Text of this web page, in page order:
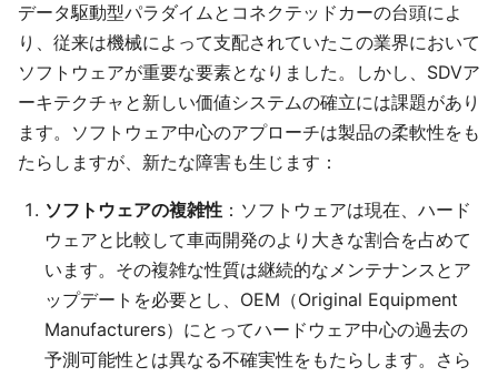
データ駆動型パラダイムとコネクテッドカーの台頭によ
り、従来は機械によって支配されていたこの業界において
ソフトウェアが重要な要素となりました。しかし、SDVア
ーキテクチャと新しい価値システムの確立には課題があり
ます。ソフトウェア中心のアプローチは製品の柔軟性をも
たらしますが、新たな障害も生じます：
ソフトウェアの複雑性 ：ソフトウェアは現在、ハード
ウェアと比較して車両開発のより大きな割合を占めて
います。その複雑な性質は継続的なメンテナンスとア
ップデートを必要とし、OEM（Original Equipment
Manufacturers）にとってハードウェア中心の過去の
予測可能性とは異なる不確実性をもたらします。さら